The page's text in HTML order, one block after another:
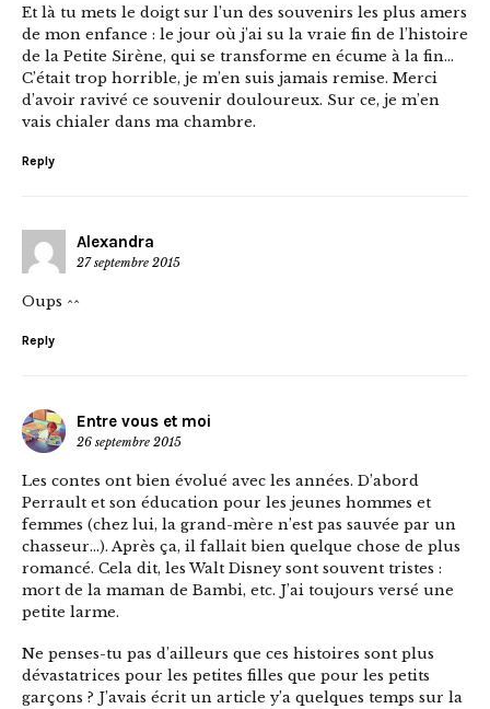
Et là tu mets le doigt sur l’un des souvenirs les plus amers
de mon enfance : le jour où j’ai su la vraie fin de l’histoire
de la Petite Sirène, qui se transforme en écume à la fin…
C’était trop horrible, je m’en suis jamais remise. Merci
d’avoir ravivé ce souvenir douloureux. Sur ce, je m’en
vais chialer dans ma chambre.
Reply
Alexandra
27 septembre 2015
Oups ^^
Reply
Entre vous et moi
26 septembre 2015
Les contes ont bien évolué avec les années. D’abord
Perrault et son éducation pour les jeunes hommes et
femmes (chez lui, la grand-mère n’est pas sauvée par un
chasseur…). Après ça, il fallait bien quelque chose de plus
romancé. Cela dit, les Walt Disney sont souvent tristes :
mort de la maman de Bambi, etc. J’ai toujours versé une
petite larme.
Ne penses-tu pas d’ailleurs que ces histoires sont plus
dévastatrices pour les petites filles que pour les petits
garçons ? J’avais écrit un article y’a quelques temps sur la